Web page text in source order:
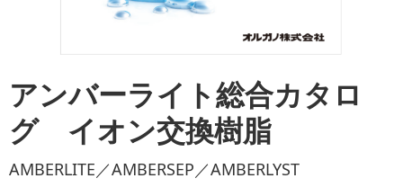
アンバーライト総合カタロ
グ イオン交換樹脂
AMBERLITE／AMBERSEP／AMBERLYST